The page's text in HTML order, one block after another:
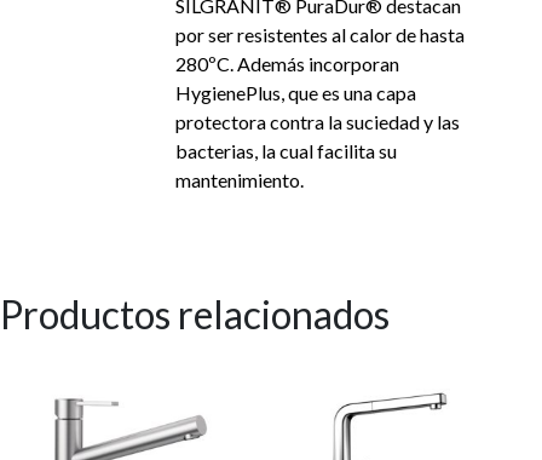
SILGRANIT® PuraDur® destacan
por ser resistentes al calor de hasta
280ºC. Además incorporan
HygienePlus, que es una capa
protectora contra la suciedad y las
bacterias, la cual facilita su
mantenimiento.
Productos relacionados